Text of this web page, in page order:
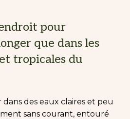
pour
que dans les
tropicales du
des eaux claires et peu
sans courant, entouré